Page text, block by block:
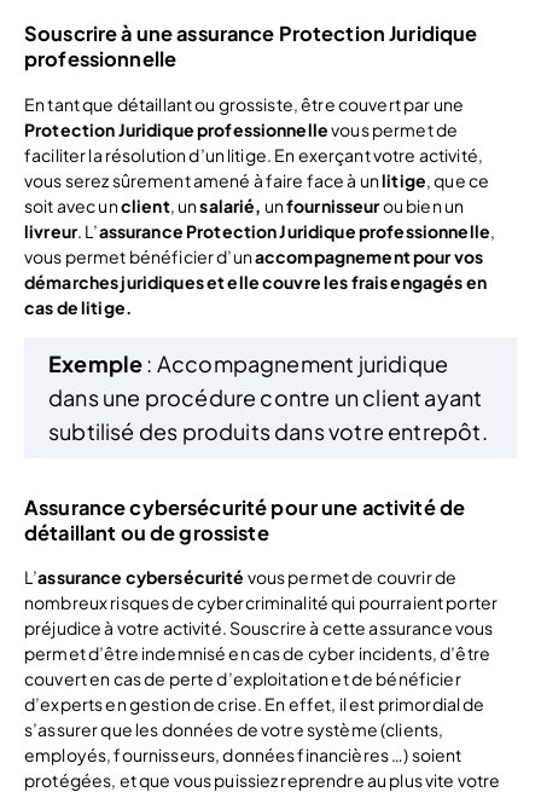
Souscrire à une assurance Protection Juridique
professionnelle
En tant que détaillant ou grossiste, être couvert par une
Protection Juridique professionnellevous permet de
faciliter la résolution d’un litige. En exerçant votre activité,
vous serez sûrement amené à faire face à unlitige , que ce
soit avec unclient, unsalarié, unfournisseurou bien un
livreur. L’assurance Protection Juridique professionnelle
vous permet bénéficier d’unaccompagnement pour vos
démarches juridiques et elle couvre les frais engagés en
cas de litige.
Exemple: Accompagnement juridique
dans une procédure contre un client ayant
subtilisé des produits dans votre entrepôt.
Assurance cybersécurité pour une activité de
détaillant ou de grossiste
L’assurance cybersécurité vous permet de couvrir de
nombreux risques de cybercriminalité qui pourraient porter
préjudice à votre activité. Souscrire à cette assurance vous
permet d’être indemnisé en cas de cyber incidents, d’être
couvert en cas de perte d’exploitation et de bénéficier
d’experts en gestion de crise. En effet, il est primordial de
s’assurer que les données de votre système (clients,
employés, fournisseurs, données financières …) soient
protégées, et que vous puissiez reprendre au plus vite votre